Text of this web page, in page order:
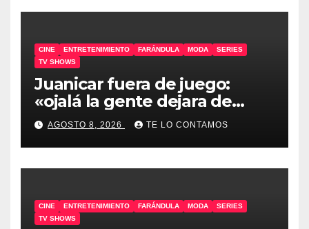
CINE ENTRETENIMIENTO FARÁNDULA MODA
SERIES
TV SHOWS
Juanicar fuera de juego:
«ojalá la gente dejara de
odiar tanto»
AGOSTO 8, 2026 TE LO CONTAMOS
CINE ENTRETENIMIENTO FARÁNDULA MODA
SERIES
TV SHOWS